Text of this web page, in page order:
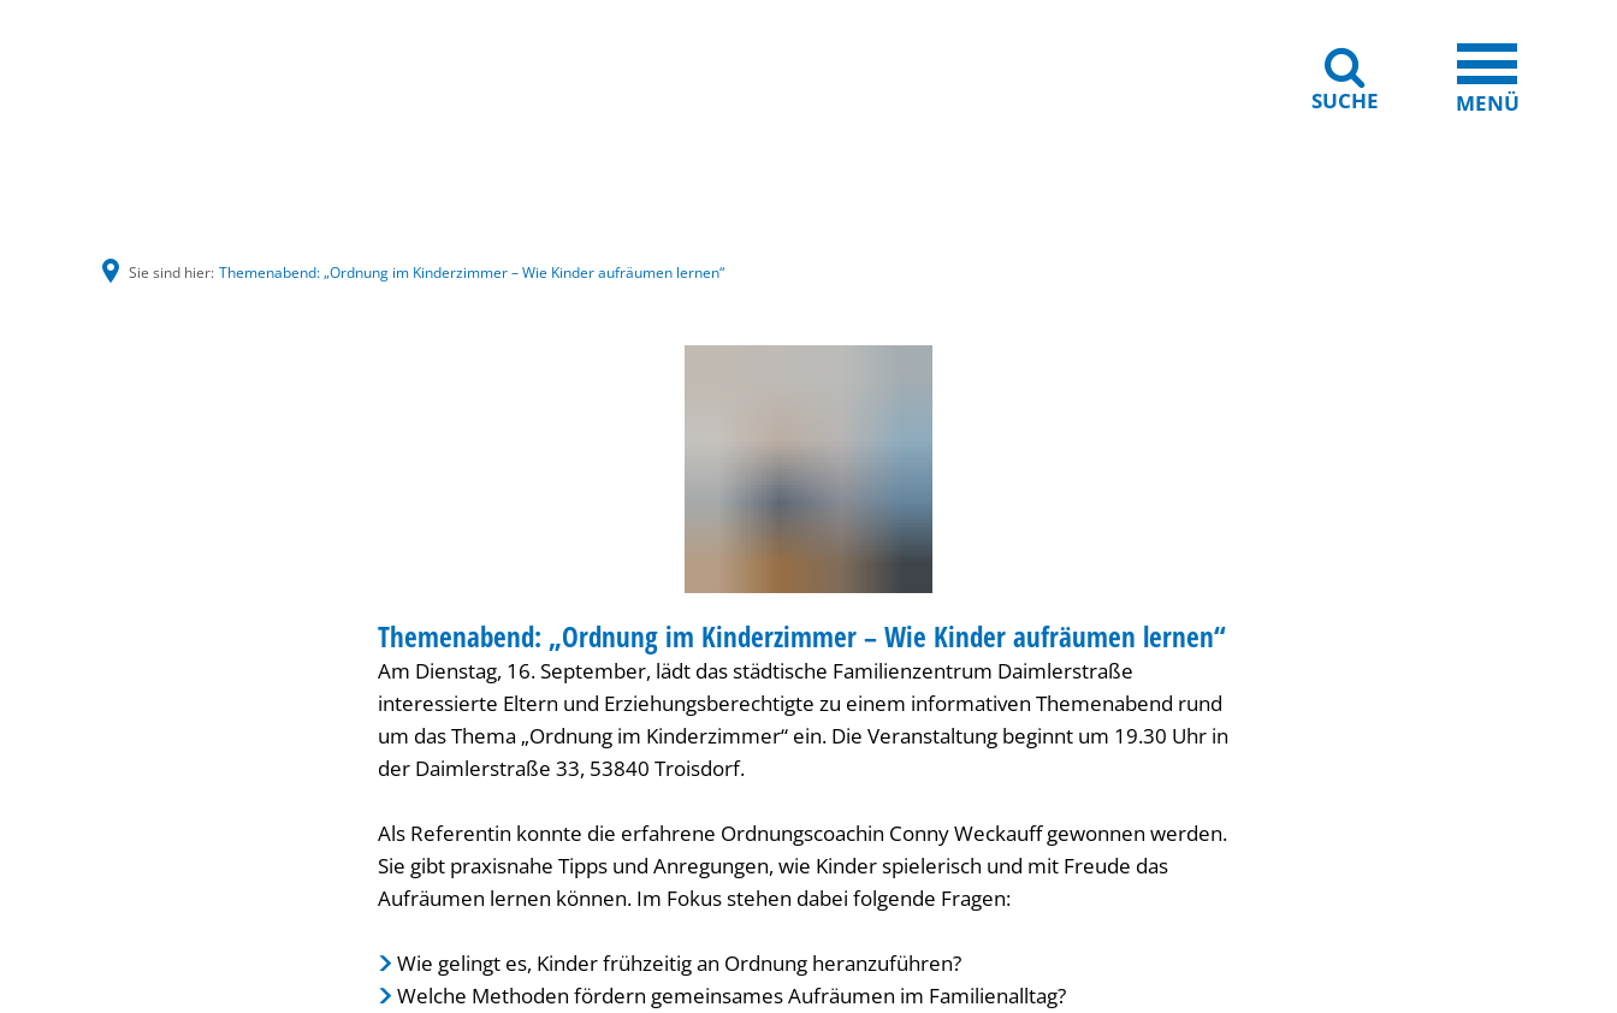
SUCHE MENÜ
Sie sind hier: Themenabend: „Ordnung im Kinderzimmer – Wie Kinder aufräumen lernen“
KATEGORIE: FAMILIENZENTRUM / KITA
Themenabend: „Ordnung im Kinderzimmer – Wie Kinder aufräumen lernen“
Am Dienstag, 16. September, lädt das städtische Familienzentrum Daimlerstraße
interessierte Eltern und Erziehungsberechtigte zu einem informativen Themenabend rund
um das Thema „Ordnung im Kinderzimmer“ ein. Die Veranstaltung beginnt um 19.30 Uhr in
der Daimlerstraße 33, 53840 Troisdorf.
Als Referentin konnte die erfahrene Ordnungscoachin Conny Weckauff gewonnen werden.
Sie gibt praxisnahe Tipps und Anregungen, wie Kinder spielerisch und mit Freude das
Aufräumen lernen können. Im Fokus stehen dabei folgende Fragen:
Wie gelingt es, Kinder frühzeitig an Ordnung heranzuführen?
Welche Methoden fördern gemeinsames Aufräumen im Familienalltag?